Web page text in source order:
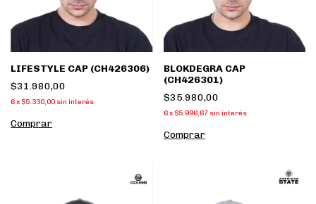
LIFESTYLE CAP (CH426306)
$31.980,00
6x $5.330,00 sin interés
Comprar
BLOKDEGRA CAP
(CH426301)
$35.980,00
6 x $5.996,67 sin interés
Comprar